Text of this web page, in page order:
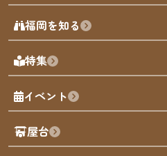
みんなの旅行記
天神エリア
博多旧市街
福岡城
歴史・文化
福岡を知る
福岡の見どころ
福岡の魅力
観光カレンダー
観光PR動画
まち歩き
特集
イベント
屋台